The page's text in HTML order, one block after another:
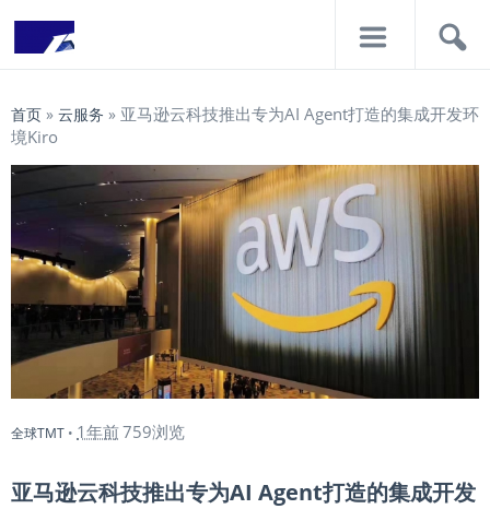
首页 » 云服务 » 亚马逊云科技推出专为AI Agent打造的集成开发环
境Kiro
全球TMT • 1年前759浏览
亚马逊云科技推出专为AI Agent打造的集成开发